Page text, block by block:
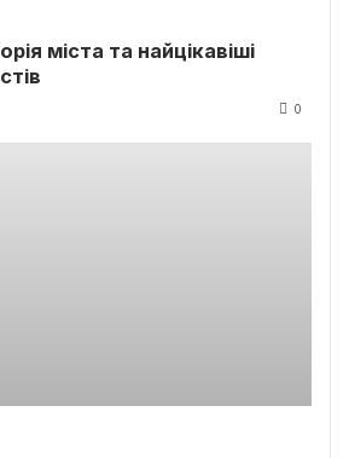
міста та найцікавіші
0